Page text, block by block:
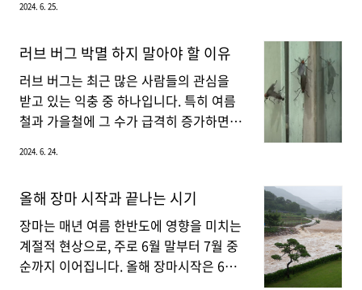
정기신청을 선택하여 신청할 수 있지만,
만 가능합니다.구분대상자신청 대상신청
시기선택반기신청근로소득자23년 상반기
소득23.9.1.~1523년 하반기 소득
24.3.1.~15정기신청근로 · 사업 · 종교인
소..
최대 8년 동안 거주할 수 있도록 한 공공임
택의 입주자 모집이 27일부터 시작되니,
신청 방법과 자격 요건 등을 자세히 살펴
보겠습니다. 든든전세주택 개요 및 혜택전
세 가격의 급등으로 주거 불안을 겪는 사
해결하기 위해 정부와 관련 기관들은 다양
HUG의 든든전세주택입니다. 이 주택은
전세보증금을 주변 시세보다 저렴하게 설
정해 장기간 안정적으로 거주할 수 있는
기회를 제공합니다.주요 혜택전세보증금
반환 보증: 임대인이 전세보증금을..
2024. 6. 25.
러브 버그 박멸 하지 말아야 할 이유
러브 버그는 최근 많은 사람들의 관심을
받고 있는 익충 중 하나입니다. 특히 여름
철과 가을철에 그 수가 급격히 증가하면서
습니다. 최근 급격히 출몰하면서 혐오스럽
대한 소식이 들려오는데, 오늘은 러브 버
그를 박멸하지 말아야 할 이유를 알려드리
겠습니다.러브 버그 박멸 하지 말아야 할
이유러브 버그는 원래 중남미 지역이 원산
2024. 6. 24.
올해 장마 시작과 끝나는 시기
장마는 매년 여름 한반도에 영향을 미치는
계절적 현상으로, 주로 6월 말부터 7월 중
순까지 이어집니다. 올해 장마시작은 6월